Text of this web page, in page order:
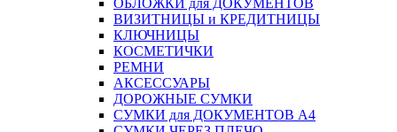
ОБЛОЖКИ для ДОКУМЕНТОВ
ВИЗИТНИЦЫ и КРЕДИТНИЦЫ
КЛЮЧНИЦЫ
КОСМЕТИЧКИ
РЕМНИ
АКСЕССУАРЫ
ДОРОЖНЫЕ СУМКИ
СУМКИ для ДОКУМЕНТОВ А4